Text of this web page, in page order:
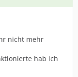
nicht mehr
hab ich